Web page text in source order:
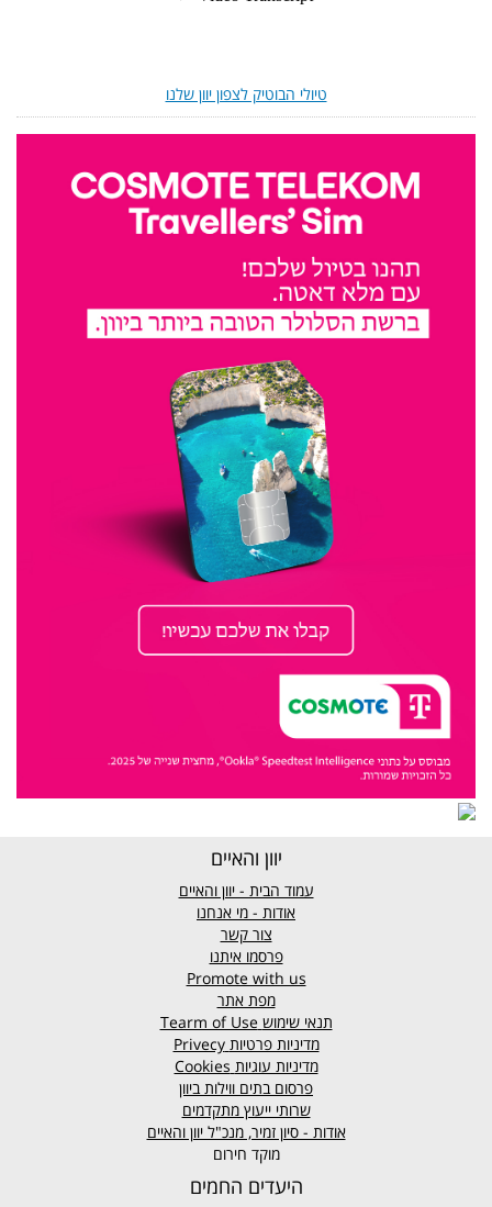
טיולי הבוטיק לצפון יוון שלנו
יוון והאיים
עמוד הבית - יוון והאיים
אודות - מי אנחנו
צור קשר
פרסמו איתנו
Promote with us
מפת אתר
תנאי שימוש
מדיניות פרטיות Privecy
מדיניות עוגיות Cookies
פרסום בתים ווילות ביוון
שרותי ייעוץ מתקדמים
אודות - סיון זמיר, מנכ"ל יוון והאיים
מוקד חירום
היעדים החמים